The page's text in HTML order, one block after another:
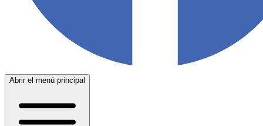
Abrir el menú principal